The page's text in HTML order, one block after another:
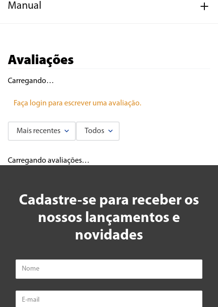
Manual
Avaliações
Carregando…
Faça login para escrever uma avaliação.
Mais recentes Todos
Carregando avaliações…
Cadastre-se para receber os
nossos lançamentos e
novidades